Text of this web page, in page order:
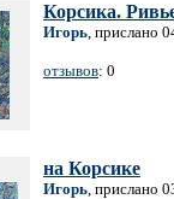
Корсика.
Игорь, прислано
отзывов: 0
на Корсике
Игорь, прислано